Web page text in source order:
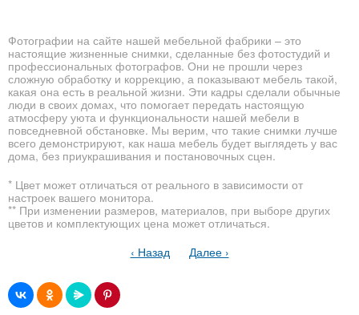
Фотографии на сайте нашей мебельной фабрики – это
настоящие жизненные снимки, сделанные без фотостудий и
профессиональных фотографов. Они не прошли через
сложную обработку и коррекцию, а показывают мебель такой,
какая она есть в реальной жизни. Эти кадры сделали обычные
люди в своих домах, что помогает передать настоящую
атмосферу уюта и функциональности нашей мебели в
повседневной обстановке. Мы верим, что такие снимки лучше
всего демонстрируют, как наша мебель будет выглядеть у вас
дома, без приукрашивания и постановочных сцен.
* Цвет может отличаться от реального в зависимости от
настроек вашего монитора.
** При изменении размеров, материалов, при выборе других
цветов и комплектующих цена может отличаться.
‹ Назад
Далее ›